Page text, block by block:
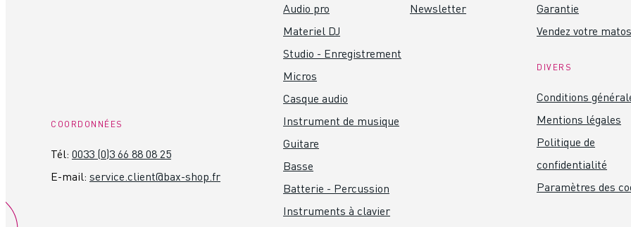
COORDONNÉES
Tél: 0033 (0)3 66 88 08 25
E-mail: service.client@bax-shop.fr
Audio pro
Materiel DJ
Studio - Enregistrement
Micros
Casque audio
Instrument de musique
Guitare
Basse
Batterie - Percussion
Instruments à clavier
Newsletter
Garantie
Vendez votre matos
DIVERS
Conditions
Mentions légales
Politique de
confidentialité
Paramètres des